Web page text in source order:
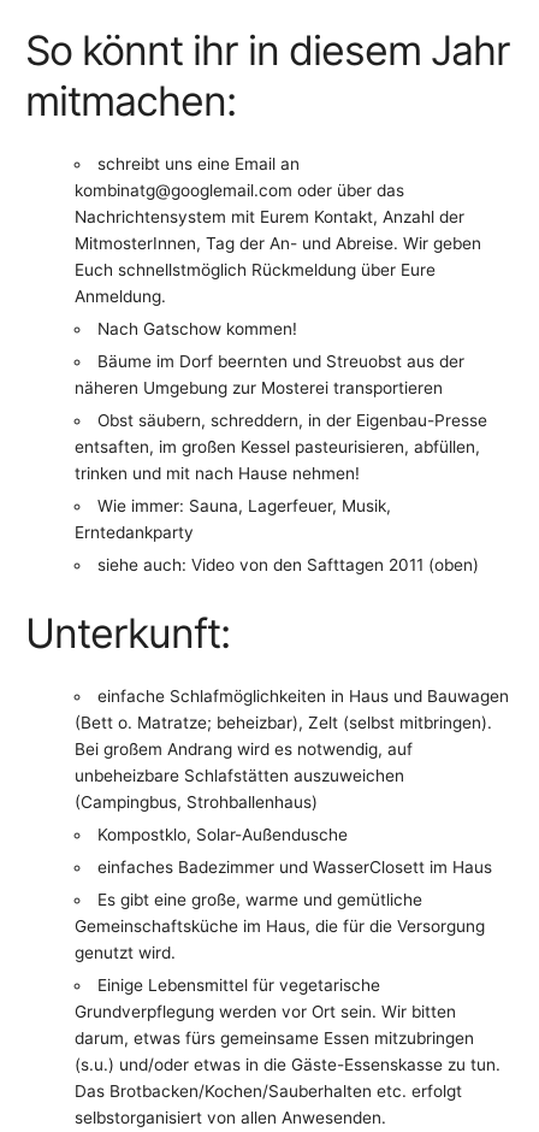
So könnt ihr in diesem Jahr
mitmachen:
schreibt uns eine Email an
kombinatg@googlemail.com oder über das
Nachrichtensystem mit Eurem Kontakt, Anzahl der
MitmosterInnen, Tag der An- und Abreise. Wir geben
Euch schnellstmöglich Rückmeldung über Eure
Anmeldung.
Nach Gatschow kommen!
Bäume im Dorf beernten und Streuobst aus der
näheren Umgebung zur Mosterei transportieren
Obst säubern, schreddern, in der Eigenbau-Presse
entsaften, im großen Kessel pasteurisieren, abfüllen,
trinken und mit nach Hause nehmen!
Wie immer: Sauna, Lagerfeuer, Musik,
Erntedankparty
siehe auch: Video von den Safttagen 2011 (oben)
Unterkunft:
einfache Schlafmöglichkeiten in Haus und Bauwagen
(Bett o. Matratze; beheizbar), Zelt (selbst mitbringen).
Bei großem Andrang wird es notwendig, auf
unbeheizbare Schlafstätten auszuweichen
(Campingbus, Strohballenhaus)
Kompostklo, Solar-Außendusche
einfaches Badezimmer und WasserClosett im Haus
Es gibt eine große, warme und gemütliche
Gemeinschaftsküche im Haus, die für die Versorgung
genutzt wird.
Einige Lebensmittel für vegetarische
Grundverpflegung werden vor Ort sein. Wir bitten
darum, etwas fürs gemeinsame Essen mitzubringen
(s.u.) und/oder etwas in die Gäste-Essenskasse zu tun.
Das Brotbacken/Kochen/Sauberhalten etc. erfolgt
selbstorganisiert von allen Anwesenden.